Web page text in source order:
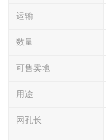
运输
数量
可售卖地
用途
网孔长